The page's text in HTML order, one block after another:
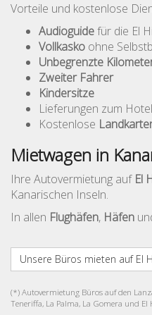
Vorteile und kostenlose
Audioguidefür die El
Vollkasko ohne
Unbegrenzte
Zweiter Fahrer
Kindersitze
Lieferungen zum Hotel
Kostenlose
Mietwagen in
Ihre Autovermietung auf El
Kanarischen Inseln.
In allen Flughäfen, Häfen
Unsere Büros mieten auf El
(*) Autovermietung Büros auf den
Teneriffa, La Palma, La Gomera und El